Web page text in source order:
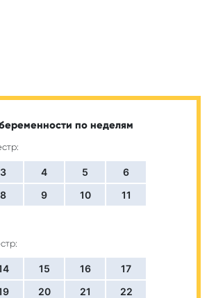
по неделям
3 4 5
6
8 9 10
11
15 16
17
20 21
22